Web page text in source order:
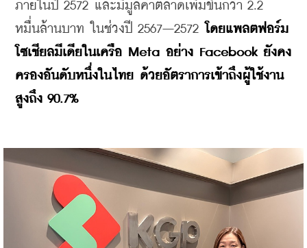
ภายในปี 2572 และมีมูลค่าตลาดเพิ่มขึ้นกว่า 2.2
หมื่นล้านบาท ในช่วงปี 2567–2572 โดยแพลตฟอร์ม
โซเชียลมีเดียในเครือ Meta อย่าง Facebook ยังคง
ครองอันดับหนึ่งในไทย ด้วยอัตราการเข้าถึงผู้ใช้งาน
สูงถึง 90.7%